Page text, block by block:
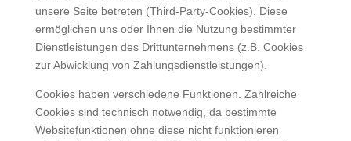
unsere Seite betreten (Third-Party-Cookies). Diese
ermöglichen uns oder Ihnen die Nutzung bestimmter
Dienstleistungen des Drittunternehmens (z.B. Cookies
zur Abwicklung von Zahlungsdienstleistungen).
Cookies haben verschiedene Funktionen. Zahlreiche
Cookies sind technisch notwendig, da bestimmte
Websitefunktionen ohne diese nicht funktionieren